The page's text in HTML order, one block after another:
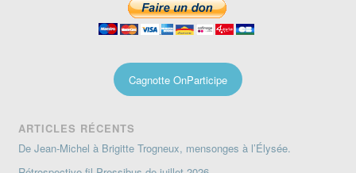
Cagnotte OnParticipe
ARTICLES RÉCENTS
De Jean-Michel à Brigitte Trogneux, mensonges à l’Élysée.